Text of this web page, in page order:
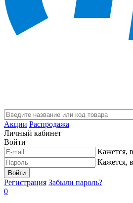
Акции Распродажа
Личный кабинет
Войти
Кажется,
Кажется,
Войти
Регистрация Забыли пароль?
0